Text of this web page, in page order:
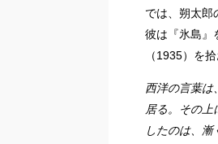
では、朔太郎
彼は『氷島』
（1935）を
西洋の言葉は
居る。その上
したのは、漸